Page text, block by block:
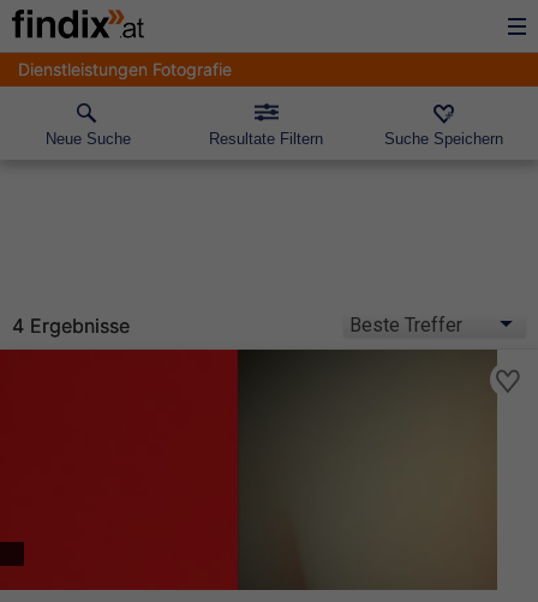
Dienstleistungen Fotografie
Neue Suche Resultate Filtern Suche Speichern
4 Ergebnisse